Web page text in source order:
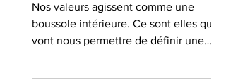
Nos valeurs agissent comme une
boussole intérieure. Ce sont elles qui
vont nous permettre de définir une